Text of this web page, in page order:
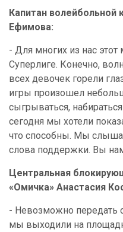
Капитан
Ефимова:
- Для многих из нас
Суперлиге. Конечно,
всех девочек горели
игры произошел
сыгрываться,
сегодня мы хотели
что способны. Мы
слова поддержки. Вы
Центральная
«Омичка» Анастасия
- Невозможно передать
мы выходили на